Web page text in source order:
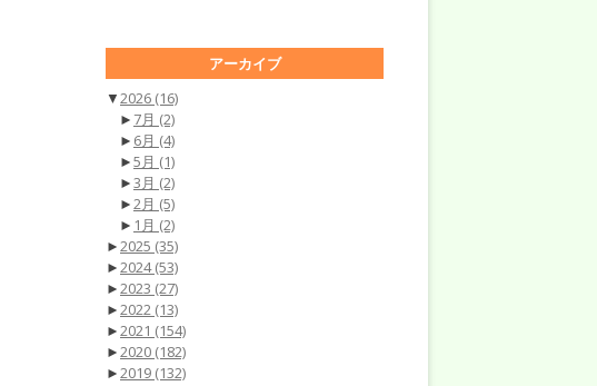
アーカイブ
▼2026 (16)
► 7月 (2)
► 6月 (4)
►5月 (1)
►3月 (2)
►2月 (5)
► 1月 (2)
►2025 (35)
►2024(53)
►2023 (27)
►2022 (13)
►2021 (154)
►2020 (182)
►2019 (132)